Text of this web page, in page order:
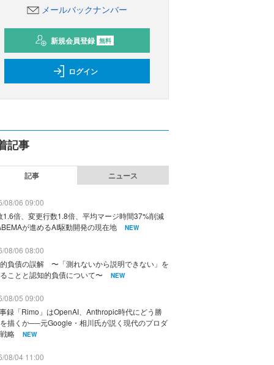
メールバックナンバー
新規会員登録 無料
ログイン
記事
記事 ニュース
08/06 09:00
1.6倍、変更行数1.8倍、平均マージ時間37%削減
が進めるAI駆動開発の現在地
NEW
08/06 08:00
負債の誤解 〜「測れないから説明できない」を
ことと認知的負債について〜
NEW
08/05 09:00
録「Rimo」はOpenAI、Anthropic時代にどう勝
描くか──元Google・相川氏が説く現代のプロダ
略
NEW
08/04 11:00